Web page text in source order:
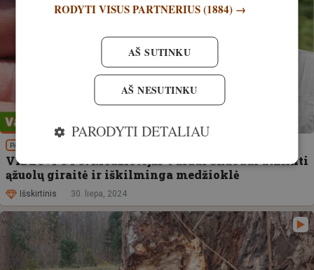
PATIRTIS
VIDEO+FOTO! Medžiotojui Vaidui Skuodui atminti
ąžuolų giraitė ir iškilminga medžioklė
Išskirtinis 30. liepa, 2024
RODYTI VISUS PARTNERIUS(1884) →
AŠ SUTINKU
AŠ NESUTINKU
PARODYTI DETALIAU